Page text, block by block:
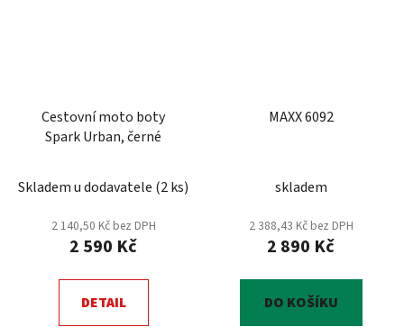
Cestovní moto boty
Spark Urban, černé
Skladem u dodavatele (2 ks)
2 140,50 Kč bez DPH
2 590 Kč
DETAIL
MAXX 6092
skladem
2 388,43 Kč bez DPH
2 890 Kč
DO KOŠÍKU